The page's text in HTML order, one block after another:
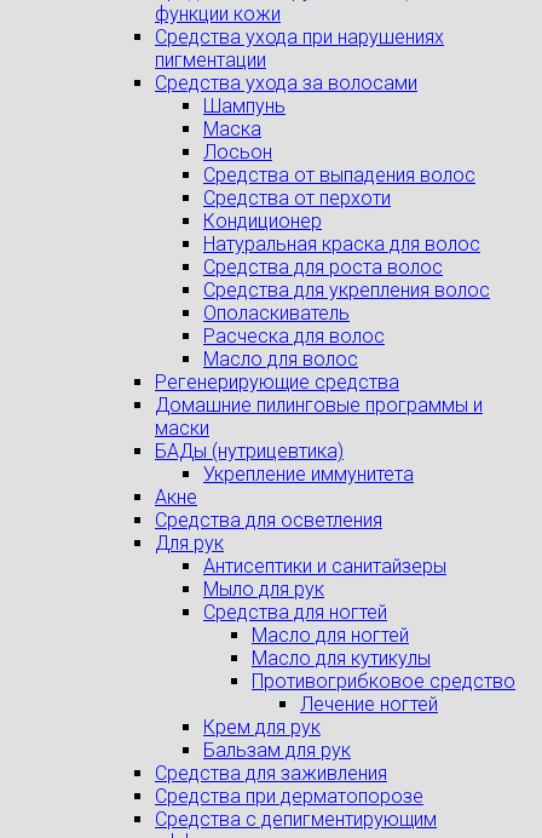
функции кожи
Средства ухода при нарушениях
пигментации
Средства ухода за волосами
Шампунь
Маска
Лосьон
Средства от выпадения волос
Средства от перхоти
Кондиционер
Натуральная краска для волос
Средства для роста волос
Средства для укрепления волос
Ополаскиватель
Расческа для волос
Масло для волос
Регенерирующие средства
Домашние пилинговые программы и
маски
БАДы (нутрицевтика)
Укрепление иммунитета
Акне
Средства для осветления
Для рук
Антисептики и санитайзеры
Мыло для рук
Средства для ногтей
Масло для ногтей
Масло для кутикулы
Противогрибковое средство
Лечение ногтей
Крем для рук
Бальзам для рук
Средства для заживления
Средства при дерматопорозе
Cредства с депигментирующим